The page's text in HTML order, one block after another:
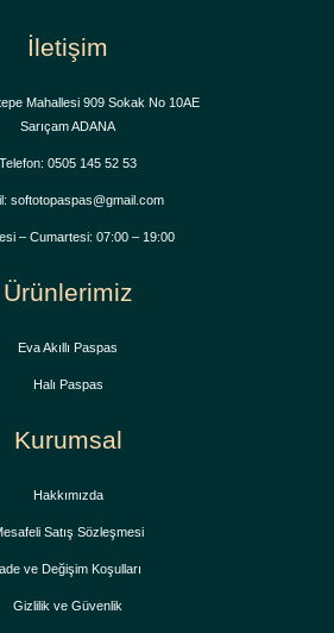
İletişim
Mahallesi 909 Sokak No 10AE
Sarıçam ADANA
Telefon: 0505 145 52 53
softotopaspas@gmail.com
– Cumartesi: 07:00 – 19:00
Ürünlerimiz
Eva Akıllı Paspas
Halı Paspas
Kurumsal
Hakkımızda
Satış Sözleşmesi
ve Değişim Koşulları
Gizlilik ve Güvenlik